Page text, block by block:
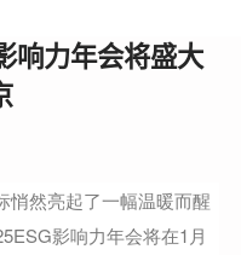
响力年会将盛大
悄然亮起了一幅温暖而醒
影响力年会将在1月